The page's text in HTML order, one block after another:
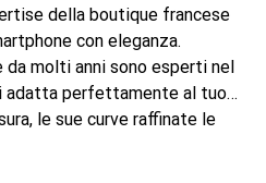
della boutique francese
con eleganza.
molti anni sono esperti nel
perfettamente al tuo
le sue curve raffinate le
per il tuo